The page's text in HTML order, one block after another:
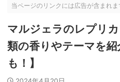
当ページのリンクには広告が含まれま
マルジェラのレプリ
類の香りやテーマを
も！】